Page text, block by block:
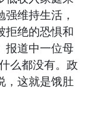
维持生活，
拒绝的恐惧和
报道中一位母
么都没有。政
，这就是饿肚